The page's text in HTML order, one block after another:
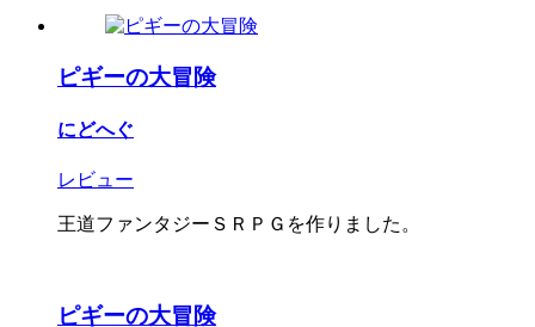
ピギーの大冒険
にどへぐ
レビュー
王道ファンタジーＳＲＰＧを作りました。
ピギーの大冒険